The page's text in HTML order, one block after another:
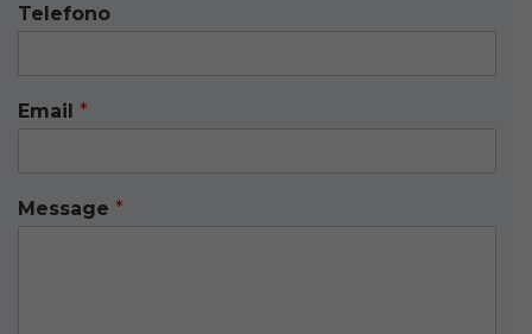
Telefono
Email *
Message *